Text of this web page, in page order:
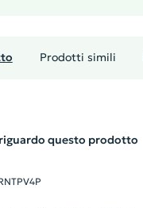
Prodotti simili
questo prodotto